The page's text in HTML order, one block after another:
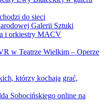
do sieci
Galerii Sztuki
i orkiestry MACV
w Teatrze Wielkim – Operze
którzy kochają grać,
Sobocińskiego online na